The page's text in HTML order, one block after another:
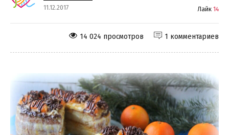
11.12.2017 Лайк 14
1 комментариев
14 024 просмотров